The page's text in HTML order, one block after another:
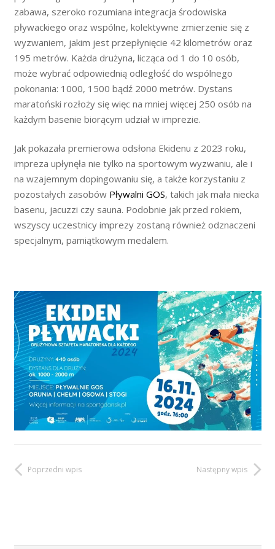
zabawa, szeroko rozumiana integracja środowiska
pływackiego oraz wspólne, kolektywne zmierzenie się z
wyzwaniem, jakim jest przepłynięcie 42 kilometrów oraz
195 metrów. Każda drużyna, licząca od 1 do 10 osób,
może wybrać odpowiednią odległość do wspólnego
pokonania: 1000, 1500 bądź 2000 metrów. Dystans
maratoński rozłoży się więc na mniej więcej 250 osób na
każdym basenie biorącym udział w imprezie.
Jak pokazała premierowa odsłona Ekidenu z 2023 roku,
impreza upłynęła nie tylko na sportowym wyzwaniu, ale i
na wzajemnym dopingowaniu się, a także korzystaniu z
pozostałych zasobów Pływalni GOS, takich jak mała niecka
basenu, jacuzzi czy sauna. Podobnie jak przed rokiem,
wszyscy uczestnicy imprezy zostaną również odznaczeni
specjalnym, pamiątkowym medalem.
Poprzedni wpis Następny wpis